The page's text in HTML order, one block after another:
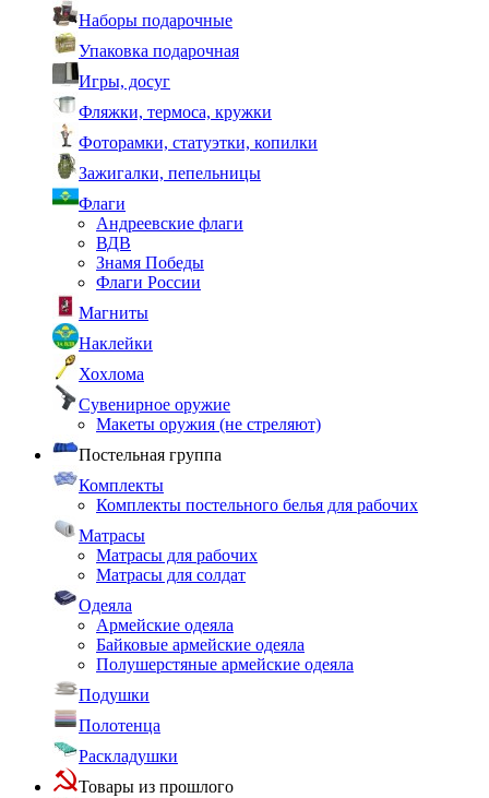
Наборы подарочные
Упаковка подарочная
Игры, досуг
Фляжки, термоса, кружки
Фоторамки, статуэтки, копилки
Зажигалки, пепельницы
Флаги
Андреевские флаги
ВДВ
Знамя Победы
Флаги России
Магниты
Наклейки
Хохлома
Сувенирное оружие
Макеты оружия (не стреляют)
Постельная группа
Комплекты
Комплекты постельного белья для рабочих
Матрасы
Матрасы для рабочих
Матрасы для солдат
Одеяла
Армейские одеяла
Байковые армейские одеяла
Полушерстяные армейские одеяла
Подушки
Полотенца
Раскладушки
Товары из прошлого